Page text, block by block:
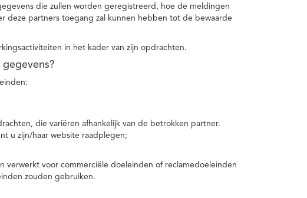
die zullen worden geregistreerd, hoe de meldingen
deze partners toegang zal kunnen hebben tot de bewaarde
in het kader van zijn opdrachten.
die variëren afhankelijk van de betrokken partner.
u zijn/haar website raadplegen;
voor commerciële doeleinden of reclamedoeleinden
zouden gebruiken.